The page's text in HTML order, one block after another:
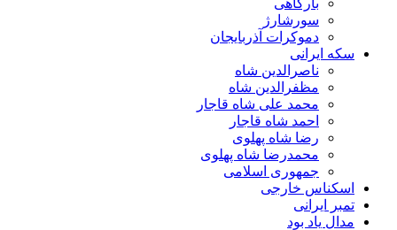
بارگاهی
سورشارژ
دموکرات آذربایجان
سکه ایرانی
ناصرالدین شاه
مظفرالدین شاه
محمد علی شاه قاجار
احمد شاه قاجار
رضا شاه پهلوی
محمدرضا شاه پهلوی
جمهوری اسلامی
اسکناس خارجی
تمبر ایرانی
مدال یاد بود